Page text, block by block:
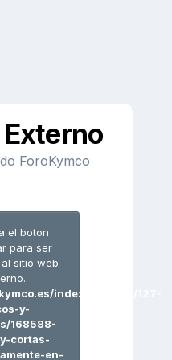
ForoKymco
el boton
para ser
sitio web
index.php/foro/127-
y-
168588-
cortas-
en-